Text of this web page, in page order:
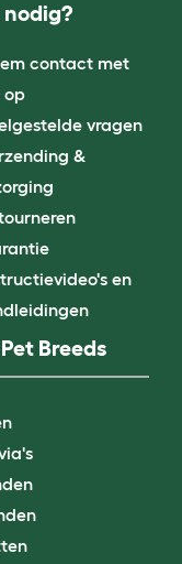
nodig?
contact met
op
vragen
&
en
Breeds